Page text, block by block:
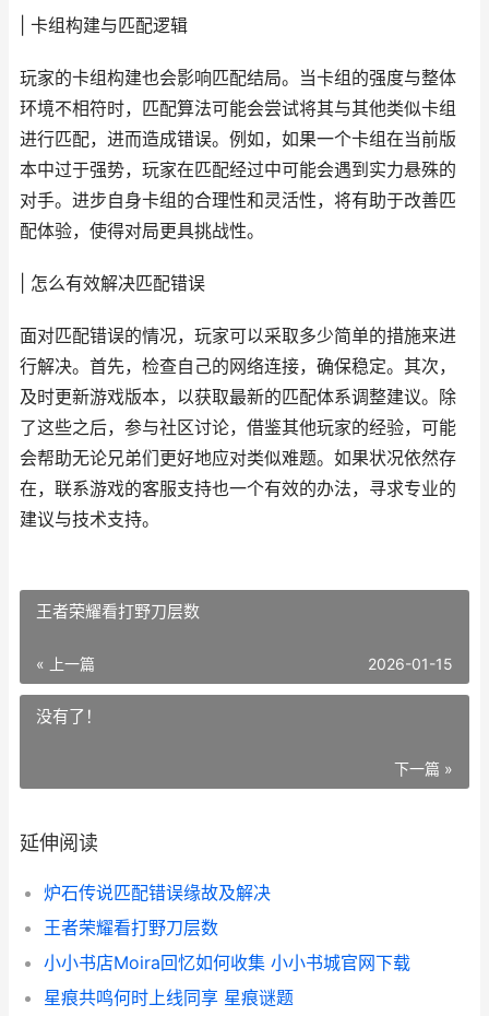
| 卡组构建与匹配逻辑
玩家的卡组构建也会影响匹配结局。当卡组的强度与整体
环境不相符时，匹配算法可能会尝试将其与其他类似卡组
进行匹配，进而造成错误。例如，如果一个卡组在当前版
本中过于强势，玩家在匹配经过中可能会遇到实力悬殊的
对手。进步自身卡组的合理性和灵活性，将有助于改善匹
配体验，使得对局更具挑战性。
| 怎么有效解决匹配错误
面对匹配错误的情况，玩家可以采取多少简单的措施来进
行解决。首先，检查自己的网络连接，确保稳定。其次，
及时更新游戏版本，以获取最新的匹配体系调整建议。除
了这些之后，参与社区讨论，借鉴其他玩家的经验，可能
会帮助无论兄弟们更好地应对类似难题。如果状况依然存
在，联系游戏的客服支持也一个有效的办法，寻求专业的
建议与技术支持。
王者荣耀看打野刀层数
« 上一篇 2026-01-15
没有了！
下一篇 »
延伸阅读
炉石传说匹配错误缘故及解决
王者荣耀看打野刀层数
小小书店Moira回忆如何收集 小小书城官网下载
星痕共鸣何时上线同享 星痕谜题